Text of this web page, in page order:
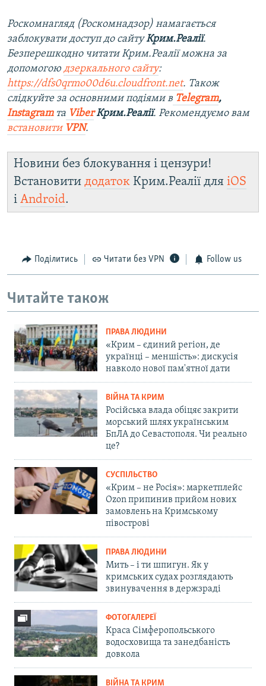
Роскомнагляд (Роскомнадзор) намагається
заблокувати доступ до сайтуКрим.Реалії.
Безперешкодно читати Крим.Реалії можна за
допомогою дзеркального сайту:
https://dfs0qrmo00d6u.cloudfront.net. Також
слідкуйте за основними подіями в Telegram,
Instagramта ViberКрим.Реалії. Рекомендуємо вам
встановити VPN.
Новини без блокування і цензури!
Встановити додаток Крим.Реалії для iOS
і Android.
Поділитись Читати без VPN Follow us
Читайте також
ПРАВА ЛЮДИНИ
«Крим – єдиний регіон, де
українці – меншість»: дискусія
навколо нової пам'ятної дати
ВІЙНА ТА КРИМ
Російська влада обіцяє закрити
морський шлях українським
БпЛА до Севастополя. Чи реально
це?
СУСПІЛЬСТВО
«Крим – не Росія»: маркетплейс
Ozon припинив прийом нових
замовлень на Кримському
півострові
ПРАВА ЛЮДИНИ
Мить – і ти шпигун. Як у
кримських судах розглядають
звинувачення в держзраді
ФОТОГАЛЕРЕЇ
Краса Сімферопольського
водосховища та занедбаність
довкола
ВІЙНА ТА КРИМ